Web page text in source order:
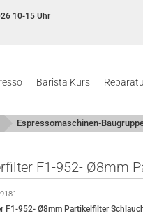
10-15 Uhr
Barista Kurs
Espressomaschinen-
F1-952- Ø8mm
F1-952- Ø8mm Partikelfilter